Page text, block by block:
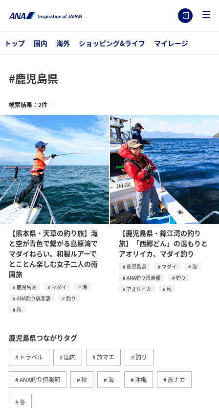
トップ 国内 海外 ショッピング&ライフ マイレージ
#鹿児島県
検索結果：2件
【熊本県・天草の釣り旅】海
と空が青色で繋がる島原湾で
マダイねらい。和製ルアーで
とことん楽しむ女子二人の南
国旅
鹿児島県 マダイ
海
ANA釣り倶楽部
釣り
秋
【鹿児島県・錦江湾の釣り
旅】「西郷どん」の温もりと
アオリイカ、マダイ釣り
鹿児島県 マダイ
海
ANA釣り倶楽部
釣り
アオリイカ
秋
鹿児島県つながりタグ
トラベル 国内 旅マエ 釣り
ANA釣り倶楽部 秋 海 沖縄 旅ナカ
冬